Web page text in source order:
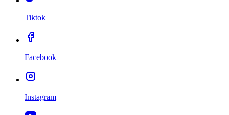
Tiktok
Facebook
Instagram